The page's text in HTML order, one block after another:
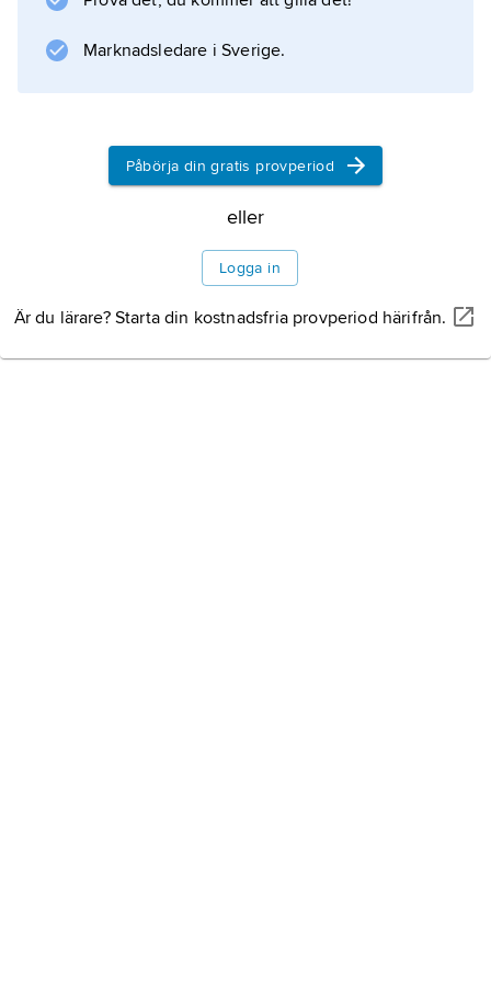
samt ändringar på drottningens krona; båda
kronorna är utställda i Skattkammaren på
Stockholms slott.
Information om artikeln
Marknadsledare i Sverige.
Påbörja din gratis provperiod
eller
Logga in
Är du lärare? Starta din kostnadsfria provperiod härifrån.